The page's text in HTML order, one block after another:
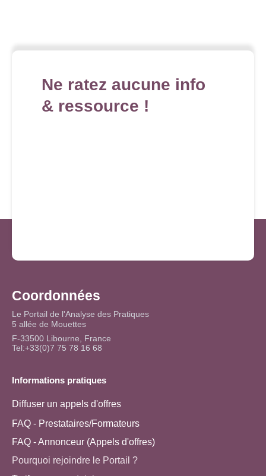
Ne ratez aucune info
& ressource !
Coordonnées
Le Portail de l'Analyse des Pratiques
5 allée de Mouettes
F-33500 Libourne, France
Tel:+33(0)7 75 78 16 68
Informations pratiques
Diffuser un appels d'offres
FAQ - Prestataires/Formateurs
FAQ - Annonceur (Appels d'offres)
Pourquoi rejoindre le Portail ?